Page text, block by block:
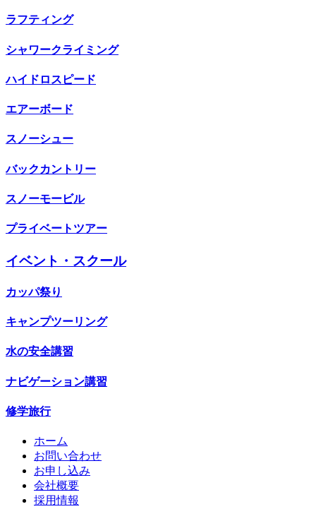
ラフティング
シャワークライミング
ハイドロスピード
エアーボード
スノーシュー
バックカントリー
スノーモービル
プライベートツアー
イベント・スクール
カッパ祭り
キャンプツーリング
水の安全講習
ナビゲーション講習
修学旅行
ホーム
お問い合わせ
お申し込み
会社概要
採用情報